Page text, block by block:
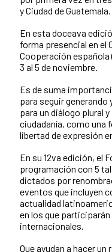
y Ciudad de Guatemala.
En esta doceava
forma presencial en el
Cooperación española
3 al 5 de noviembre.
Es de suma
para seguir
para un diálogo plural
ciudadanía, como una
libertad de expresión
En su 12va edición, el
programación con 5
dictados por
eventos que incluyen
actualidad
en los que
internacionales.
Que ayudan a hacer